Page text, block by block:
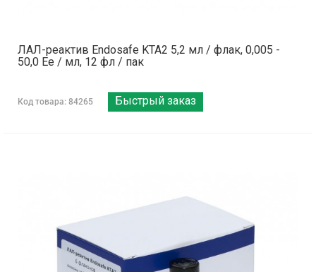
ЛАЛ-реактив Endosafe KTA2 5,2 мл / флак, 0,005 -
50,0 Ее / мл, 12 фл / пак
Код товара: 84265 Быстрый заказ